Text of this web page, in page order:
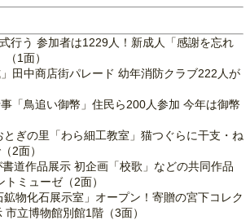
行う 参加者は1229人！新成人「感謝を忘れ
1面）
田中商店街パレード 幼年消防クラブ222人が
「鳥追い御幣」住民ら200人参加 今年は御幣
ぎの里「わら細工教室」猫つぐらに干支・ね
2面）
道作品展示 初企画「校歌」などの共同作品
ミューゼ（2面）
物化石展示室」オープン！寄贈の宮下コレク
立博物館別館1階（3面）